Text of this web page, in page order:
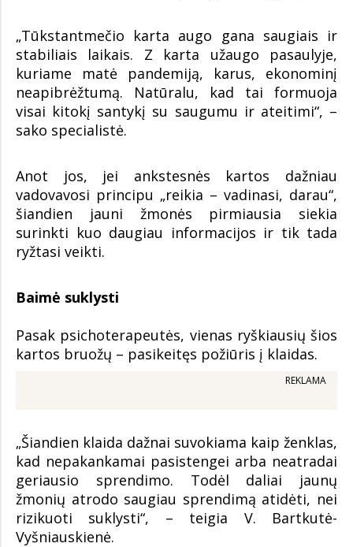
„Tūkstantmečio karta augo gana saugiais ir
stabiliais laikais. Z karta užaugo pasaulyje,
kuriame matė pandemiją, karus, ekonominį
neapibrėžtumą. Natūralu, kad tai formuoja
visai kitokį santykį su saugumu ir ateitimi“, –
sako specialistė.
Anot jos, jei ankstesnės kartos dažniau
vadovavosi principu „reikia – vadinasi, darau“,
šiandien jauni žmonės pirmiausia siekia
surinkti kuo daugiau informacijos ir tik tada
ryžtasi veikti.
Baimė suklysti
Pasak psichoterapeutės, vienas ryškiausių šios
kartos bruožų – pasikeitęs požiūris į klaidas.
REKLAMA
„Šiandien klaida dažnai suvokiama kaip ženklas,
kad nepakankamai pasistengei arba neatradai
geriausio sprendimo. Todėl daliai jaunų
žmonių atrodo saugiau sprendimą atidėti, nei
rizikuoti suklysti“, – teigia V. Bartkutė-
Vyšniauskienė.